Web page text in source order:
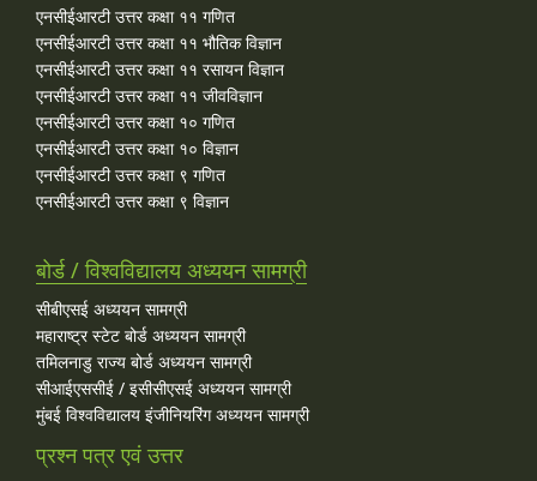
एनसीईआरटी उत्तर कक्षा ११ गणित
एनसीईआरटी उत्तर कक्षा ११ भौतिक विज्ञान
एनसीईआरटी उत्तर कक्षा ११ रसायन विज्ञान
एनसीईआरटी उत्तर कक्षा ११ जीवविज्ञान
एनसीईआरटी उत्तर कक्षा १० गणित
एनसीईआरटी उत्तर कक्षा १० विज्ञान
एनसीईआरटी उत्तर कक्षा ९ गणित
एनसीईआरटी उत्तर कक्षा ९ विज्ञान
बोर्ड / विश्वविद्यालय अध्ययन सामग्री
सीबीएसई अध्ययन सामग्री
महाराष्ट्र स्टेट बोर्ड अध्ययन सामग्री
तमिलनाडु राज्य बोर्ड अध्ययन सामग्री
सीआईएससीई / इसीसीएसई अध्ययन सामग्री
मुंबई विश्वविद्यालय इंजीनियरिंग अध्ययन सामग्री
प्रश्न पत्र एवं उत्तर